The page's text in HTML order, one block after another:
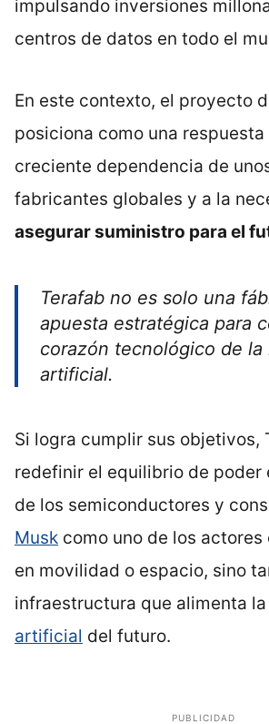
impulsando inversiones
centros de datos en todo el
En este contexto, el proyecto
posiciona como una
creciente dependencia de
fabricantes globales y a la
asegurar suministro para el
Terafab no es solo una
apuesta estratégica para
corazón tecnológico de la
artificial.
Si logra cumplir sus objetivos,
redefinir el equilibrio de poder
de los semiconductores y
Musk como uno de los actores
en movilidad o espacio, sino
infraestructura que alimenta la
artificial del futuro.
PUBLICIDAD